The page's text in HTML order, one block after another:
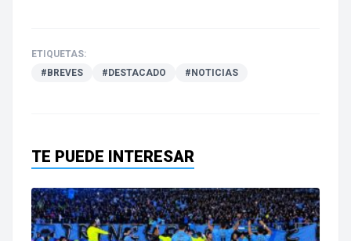
ETIQUETAS:
#BREVES
#DESTACADO #NOTICIAS
TE PUEDE INTERESAR